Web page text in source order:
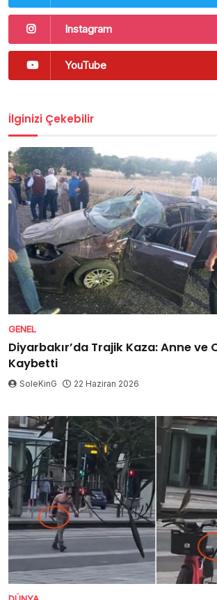
Instagram
YouTube
İlginizi Çekebilir
GENEL
Diyarbakır’da Trajik Kaza: Anne ve
Kaybetti
SoleKinG 22 Haziran 2026